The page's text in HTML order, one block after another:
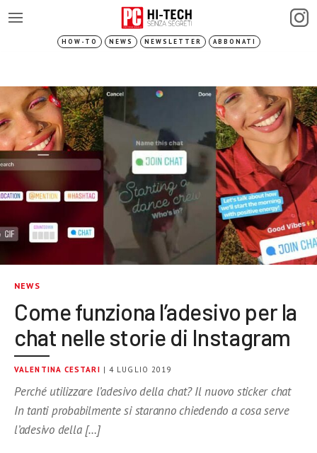
HOW-TO NEWS NEWSLETTER ABBONATI
NEWS
Come funziona l’adesivo per la
chat nelle storie di Instagram
VALENTINA CESTARI | 4 LUGLIO 2019
Perché utilizzare l’adesivo della chat? Il nuovo sticker chat
In tanti probabilmente si staranno chiedendo a cosa serve
l’adesivo della […]